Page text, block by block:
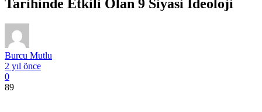
Tarihinde Etkili Olan 9 Siyasi İdeoloji
Burcu Mutlu
2 yıl önce
0
89